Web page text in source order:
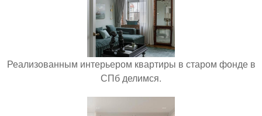
Реализованным интерьером квартиры в старом фонде в
СПб делимся.